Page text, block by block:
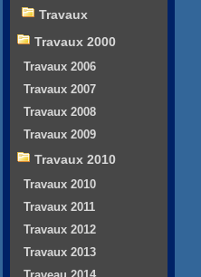
Travaux
Travaux 2000
Travaux 2006
Travaux 2007
Travaux 2008
Travaux 2009
Travaux 2010
Travaux 2010
Travaux 2011
Travaux 2012
Travaux 2013